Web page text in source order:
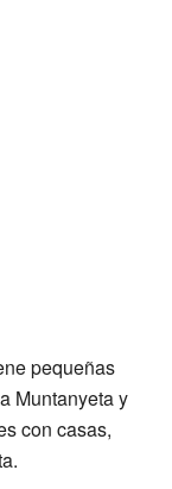
pequeñas
Muntanyeta y
con casas,